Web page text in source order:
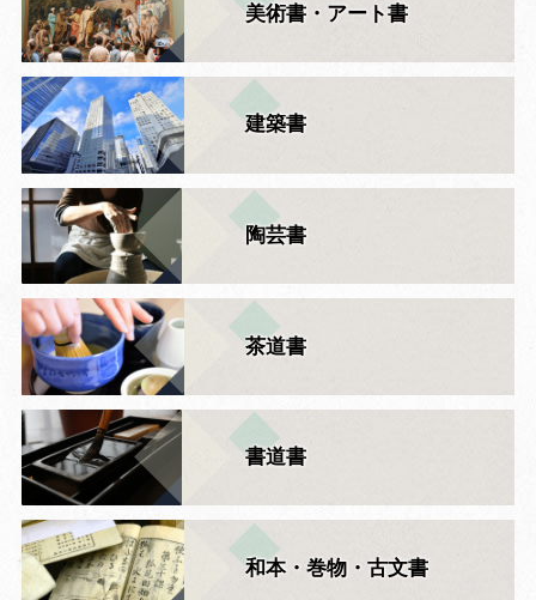
美術書・アート書
建築書
陶芸書
茶道書
書道書
和本・巻物・古文書